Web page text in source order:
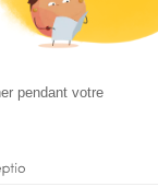
2026 Tout droits réservés
pendant votre